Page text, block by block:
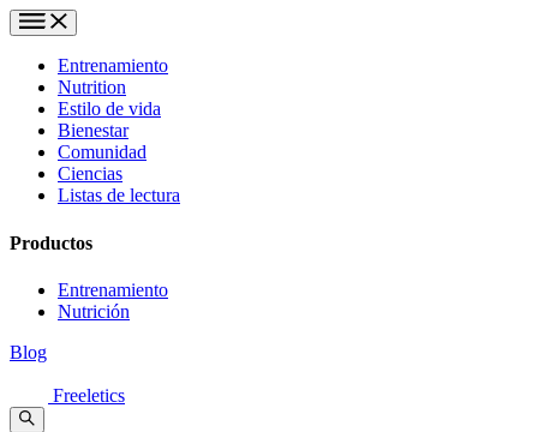
Entrenamiento
Nutrition
Estilo de vida
Bienestar
Comunidad
Ciencias
Listas de lectura
Productos
Entrenamiento
Nutrición
Blog
Freeletics